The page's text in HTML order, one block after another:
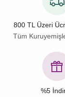
800 TL Üzeri
Tüm
%5